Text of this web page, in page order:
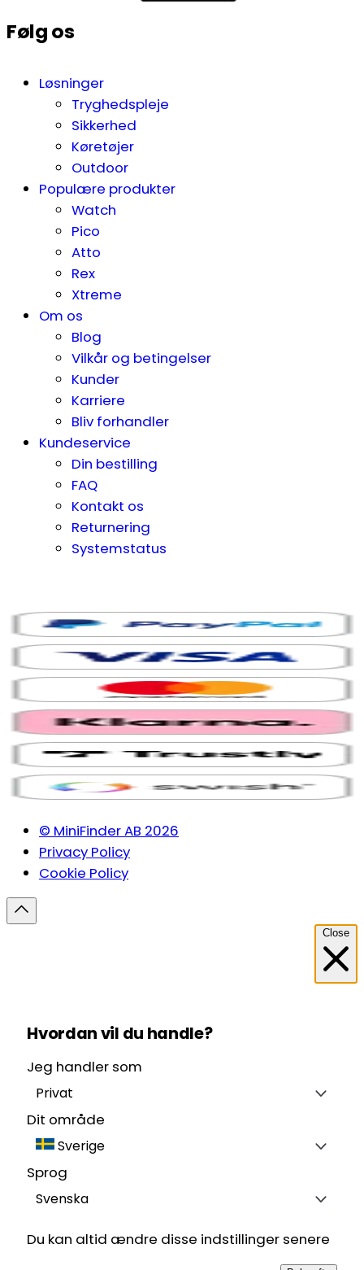
Følg os
Løsninger
Tryghedspleje
Sikkerhed
Køretøjer
Outdoor
Populære produkter
Watch
Pico
Atto
Rex
Xtreme
Om os
Blog
Vilkår og betingelser
Kunder
Karriere
Bliv forhandler
Kundeservice
Din bestilling
FAQ
Kontakt os
Returnering
Systemstatus
© MiniFinder AB 2026
Privacy Policy
Cookie Policy
Close
Hvordan vil du handle?
Jeg handler som
Privat
Dit område
Sverige
Sprog
Svenska
Du kan altid ændre disse indstillinger senere